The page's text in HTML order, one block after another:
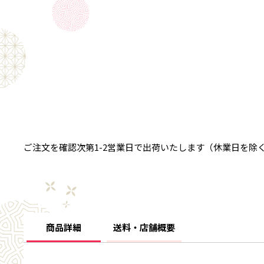
ご注文を確認次第1-2営業日で出荷いたします（休業日を除く
商品詳細 送料・店舗概要